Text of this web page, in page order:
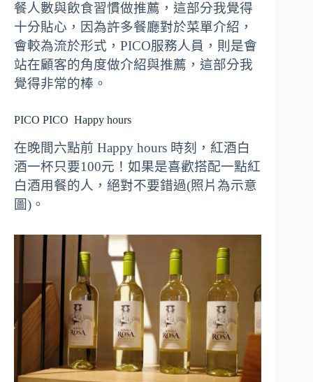
餐人數與飲食習慣做推薦，這部分我覺得
十分貼心，因為許多餐廳對於菜單介紹，
會較為流於形式，PICO服務人員，則是會
站在顧客的角度做介紹與推薦，這部分我
覺得非常的棒。
PICO PICO Happy hours
在晚間六點前 Happy hours 時刻，紅酒白
酒一杯只要100元！如果是喜歡搭配一點紅
白酒用餐的人，絕對不要錯過(照片為示意
圖)。